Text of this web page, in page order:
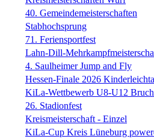
40. Gemeindemeisterschaften
Stabhochsprung
71. Feriensportfest
Lahn-Dill-
4. Saulheimer Jump and Fly
Hessen-Finale 2026
KiLa-Wettbewerb U8-U12
26. Stadionfest
Kreismeisterschaft - Einzel
KiLa-Cup Kreis Lüneburg